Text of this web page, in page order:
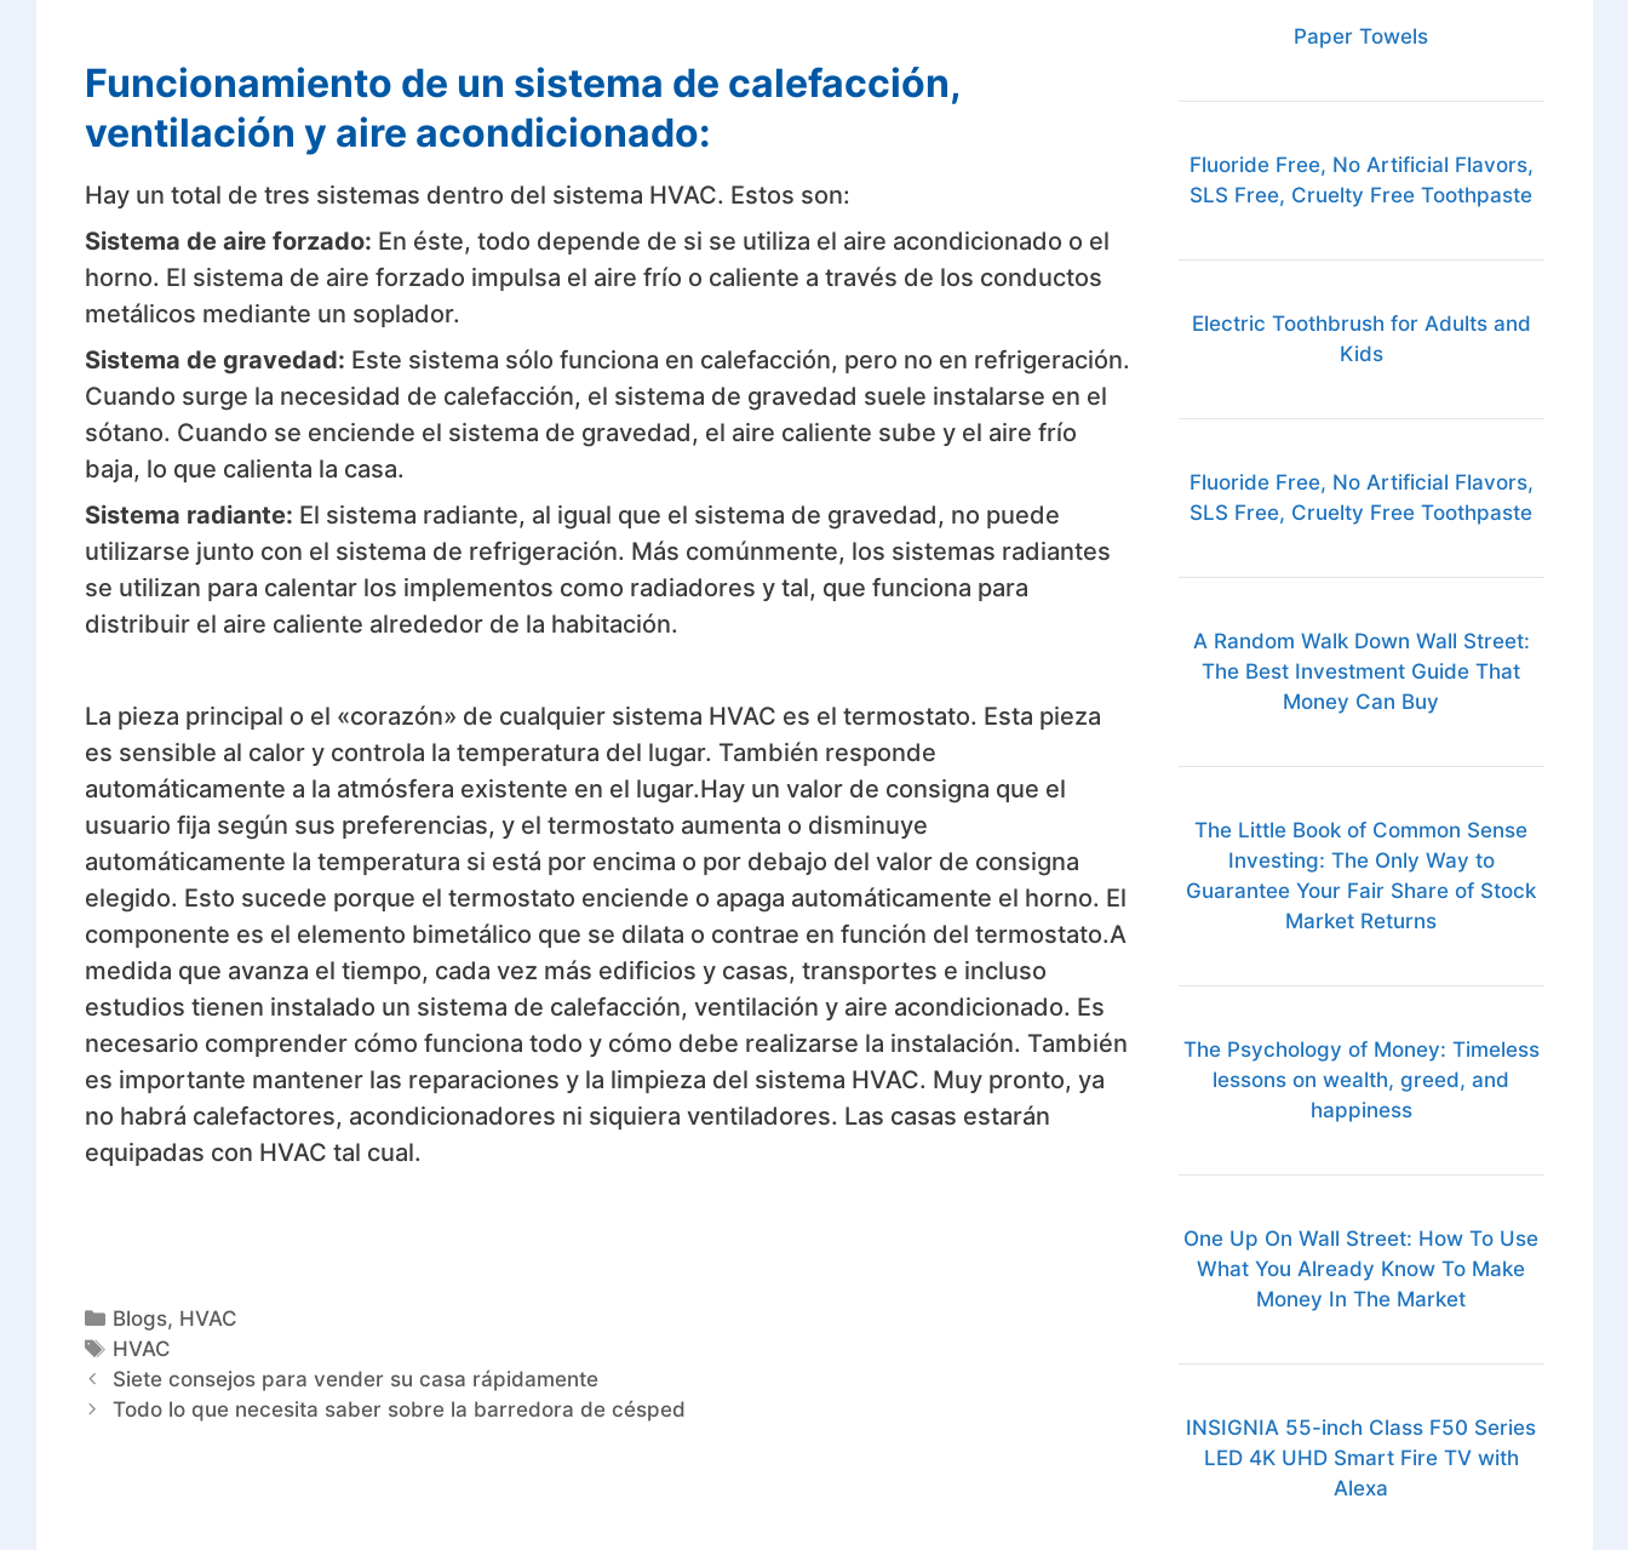
Funcionamiento de un sistema de calefacción,
ventilación y aire acondicionado:
Hay un total de tres sistemas dentro del sistema HVAC. Estos son:
Sistema de aire forzado: En éste, todo depende de si se utiliza el aire acondicionado o el
horno. El sistema de aire forzado impulsa el aire frío o caliente a través de los conductos
metálicos mediante un soplador.
Sistema de gravedad: Este sistema sólo funciona en calefacción, pero no en refrigeración.
Cuando surge la necesidad de calefacción, el sistema de gravedad suele instalarse en el
sótano. Cuando se enciende el sistema de gravedad, el aire caliente sube y el aire frío
baja, lo que calienta la casa.
Sistema radiante: El sistema radiante, al igual que el sistema de gravedad, no puede
utilizarse junto con el sistema de refrigeración. Más comúnmente, los sistemas radiantes
se utilizan para calentar los implementos como radiadores y tal, que funciona para
distribuir el aire caliente alrededor de la habitación.
La pieza principal o el «corazón» de cualquier sistema HVAC es el termostato. Esta pieza
es sensible al calor y controla la temperatura del lugar. También responde
automáticamente a la atmósfera existente en el lugar.Hay un valor de consigna que el
usuario fija según sus preferencias, y el termostato aumenta o disminuye
automáticamente la temperatura si está por encima o por debajo del valor de consigna
elegido. Esto sucede porque el termostato enciende o apaga automáticamente el horno. El
componente es el elemento bimetálico que se dilata o contrae en función del termostato.A
medida que avanza el tiempo, cada vez más edificios y casas, transportes e incluso
estudios tienen instalado un sistema de calefacción, ventilación y aire acondicionado. Es
necesario comprender cómo funciona todo y cómo debe realizarse la instalación. También
es importante mantener las reparaciones y la limpieza del sistema HVAC. Muy pronto, ya
no habrá calefactores, acondicionadores ni siquiera ventiladores. Las casas estarán
equipadas con HVAC tal cual.
Blogs, HVAC
HVAC
Siete consejos para vender su casa rápidamente
Todo lo que necesita saber sobre la barredora de césped
Paper Towels
Fluoride Free, No Artificial Flavors,
SLS Free, Cruelty Free Toothpaste
Electric Toothbrush for Adults and
Kids
Fluoride Free, No Artificial Flavors,
SLS Free, Cruelty Free Toothpaste
A Random Walk Down Wall Street:
The Best Investment Guide That
Money Can Buy
The Little Book of Common Sense
Investing: The Only Way to
Guarantee Your Fair Share of Stock
Market Returns
The Psychology of Money: Timeless
lessons on wealth, greed, and
happiness
One Up On Wall Street: How To Use
What You Already Know To Make
Money In The Market
INSIGNIA 55-inch Class F50 Series
LED 4K UHD Smart Fire TV with
Alexa